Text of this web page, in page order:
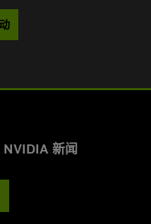
NVIDIA 新闻